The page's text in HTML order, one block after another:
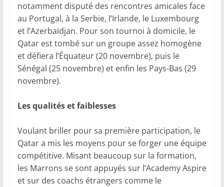
notamment disputé des rencontres amicales face
au Portugal, à la Serbie, l’Irlande, le Luxembourg
et l’Azerbaïdjan. Pour son tournoi à domicile, le
Qatar est tombé sur un groupe assez homogène
et défiera l’Équateur (20 novembre), puis le
Sénégal (25 novembre) et enfin les Pays-Bas (29
novembre).
Les qualités et faiblesses
Voulant briller pour sa première participation, le
Qatar a mis les moyens pour se forger une équipe
compétitive. Misant beaucoup sur la formation,
les Marrons se sont appuyés sur l’Academy Aspire
et sur des coachs étrangers comme le